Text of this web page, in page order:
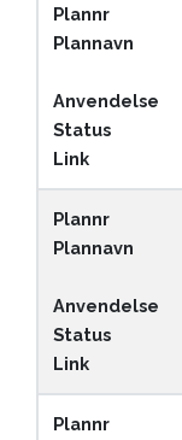
Plannr
Plannavn
Anvendelse
Status
Link
Plannr
Plannavn
Anvendelse
Status
Link
Plannr